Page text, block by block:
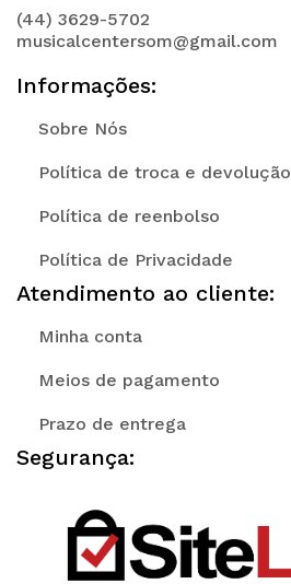
(44) 3629-5702
musicalcentersom@gmail.com
Informações:
Sobre Nós
Política de troca e devolução
Política de reenbolso
Política de Privacidade
Atendimento ao cliente:
Minha conta
Meios de pagamento
Prazo de entrega
Segurança: